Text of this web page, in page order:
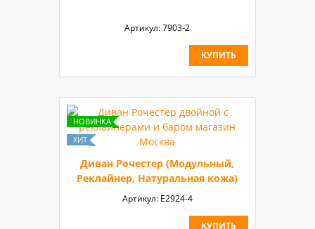
Артикул:7903-2
КУПИТЬ
Диван Рочестер (Модульный,
Реклайнер, Натуральная кожа)
Артикул: Е2924-4
КУПИТЬ